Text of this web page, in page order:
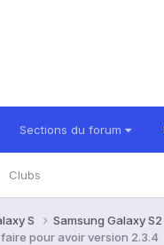
Sections du forum
Clubs
S Samsung Galaxy S2
pour avoir version 2.3.4